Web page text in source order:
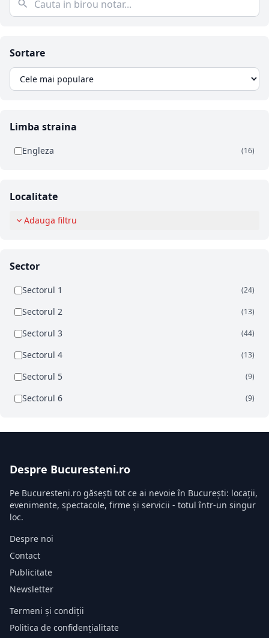
Sortare
Limba straina
Engleza (16)
Localitate
Adauga filtru
Sector
Sectorul 1 (24)
Sectorul 2 (13)
Sectorul 3 (44)
Sectorul 4 (13)
Sectorul 5 (9)
Sectorul 6 (9)
Despre Bucuresteni.ro
Pe Bucuresteni.ro găsești tot ce ai nevoie în București: locații,
evenimente, spectacole, firme și servicii - totul într-un singur
loc.
Despre noi
Contact
Publicitate
Newsletter
Termeni și condiții
Politica de confidențialitate